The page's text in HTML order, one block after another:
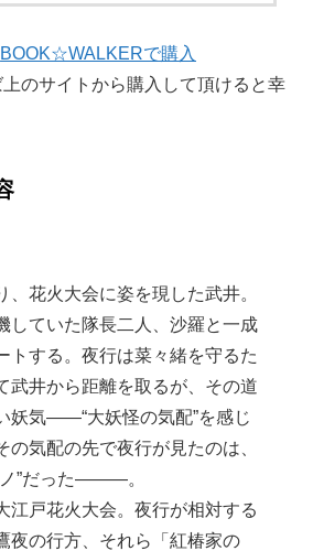
BOOK☆WALKERで購入
上のサイトから購入して頂けると幸
、花火大会に姿を現した武井。
していた隊長二人、沙羅と一成
トする。夜行は菜々緒を守るた
武井から距離を取るが、その道
妖気――“大妖怪の気配”を感じ
の気配の先で夜行が見たのは、
ノ”だった―――。
江戸花火大会。夜行が相対する
夜の行方、それら「紅椿家の